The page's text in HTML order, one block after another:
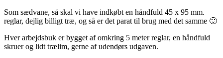
Som sædvane, så skal vi have indkøbt en håndfuld 45 x 95 mm.
reglar, dejlig billigt træ, og så er det parat til brug med det samme 🙂
Hver arbejdsbuk er bygget af omkring 5 meter reglar, en håndfuld
skruer og lidt trælim, gerne af udendørs udgaven.